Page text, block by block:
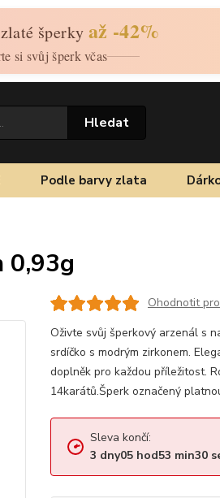
šperky až -42%
si svůj šperk včas
Hledat
Podle barvy zlata
0,93g
Ohodnotit
Oživte svůj šperkový arzenál s
srdíčko s modrým zirkonem.
doplněk pro každou příležitost.
14karátů.Šperk označený
Sleva končí:
3 dny05hod53 min29